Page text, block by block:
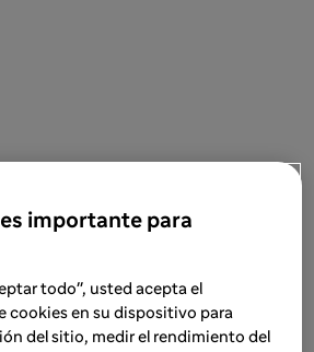
importante para
todo", usted acepta el
cookies en su dispositivo para
del sitio, medir el rendimiento del